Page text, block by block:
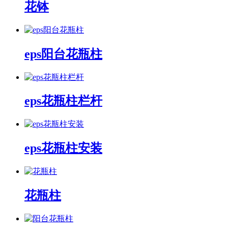
花钵
eps阳台花瓶柱
eps花瓶柱栏杆
eps花瓶柱安装
花瓶柱